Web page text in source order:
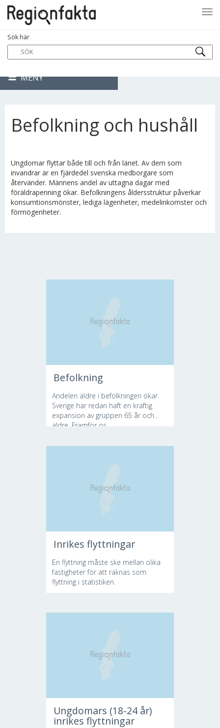
Sök här
MENY
Befolkning och hushåll
Ungdomar flyttar både till och från länet. Av dem som
invandrar är en fjärdedel svenska medborgare som
återvänder. Männens andel av uttagna dagar med
föräldrapenning ökar. Befolkningens åldersstruktur påverkar
konsumtionsmönster, lediga lägenheter, medelinkomster och
förmögenheter.
Befolkning
Andelen äldre i befolkningen ökar.
Sverige har redan haft en kraftig
expansion av gruppen 65 år och
äldre. Framför os...
Inrikes flyttningar
En flyttning måste ske mellan olika
fastigheter för att räknas som
flyttning i statistiken.
Ungdomars (18-24 år)
inrikes flyttningar